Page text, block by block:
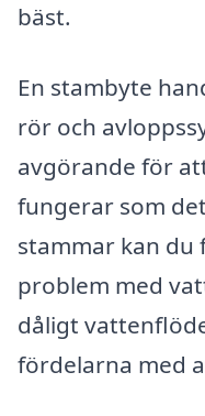
bäst.
En stambyte
rör och
avgörande för
fungerar som
stammar kan
problem med
dåligt
fördelarna med